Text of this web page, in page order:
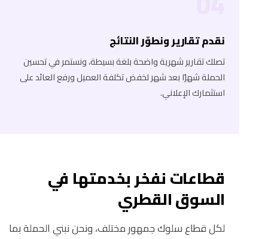
نقدم تقارير ونطوّر النتائج
تصلك تقارير شهرية واضحة بلغة بسيطة، ونستمر في تحسين
الحملة شهرًا بعد شهر لخفض تكلفة العميل ورفع العائد على
استثمارك الإعلاني.
قطاعات نفخر بخدمتها في
السوق القطري
لكل قطاع سلوك جمهور مختلف، ونحن نبني الحملة بما